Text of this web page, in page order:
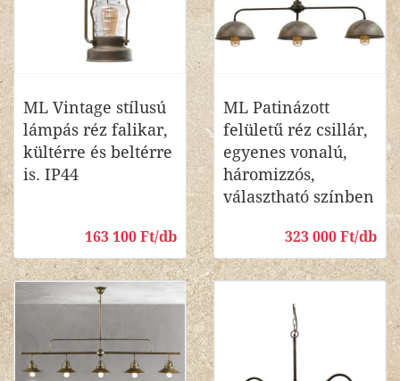
ML Vintage stílusú
lámpás réz falikar,
kültérre és beltérre
is. IP44
163 100 Ft/db
ML Patinázott
felületű réz csillár,
egyenes vonalú,
háromizzós,
választható színben
323 000 Ft/db